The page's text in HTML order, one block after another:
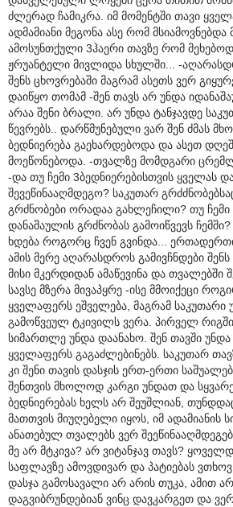
ძლერად ჩამიკრა. იმ მომენტში თავი
ადმამიანი მეგონა ასე რომ მსიამოვნებდა
ამოსუნთქული 3ჰაერი თავზე რომ
ჟრუანტელი მივლიდა სხულში... -
შენს ცხოვრებაში მაგრამ ასეთს ვერ
დაიწყო თომამ -შენ თავს არ უნდა
არაა შენი ბრალი. არ უნდა ტანჯავდე
წევრებს.. დარწმუნებული ვარ შენ ძმას
ბედნიერება გაეხარდებოდა და ასეთ
მოეწონებოდა. -თვალზე მომდგარი
-და თუ ჩემი 3ბედნიერებისთვის ყველას
შევეწინააღმდეგო? საკუთარ
გრძნობები ორადაა გახლეჩილი? თუ ჩემი
დანაშაულის გრძნობას გამოიწვევს
ხდება როგორც ჩვენ გვინდა...
ამის მერე აღარასდროს გამივჩნდები
მისი მკერდიდან ამაწევინა და თვალებში
სავსე მზერა მივაპყრე -ისე მმოიქეცი
ყველაფერს ეშველება, მაგრამ საკუთარი
გამოწვეულ ტკივილს ვერა. პირველ რიგში
სიმართლე უნდა დაანახო. შენ თავში
ყველაფერს გაგაძლებინებს. საკუთარ
კი შენი თავის დასჯის ერთ-ერთი
შენთვის მხოლოდ კარგი უნდათ და
ბედნიერებას ხელს არ შეუშლიან,
მათთვის მიუღებელი იყოს, იმ ადამიანის
ანათებულ თვალებს ვერ
მე არ მტკივა? არ ვიტანჯავ თავს?
საფლავზე ამოვდივარ და პატიებას
დასჯა გამოსავალი არ არის თუკა, ამით
დაგვიბრუნდებიან ვინც დავკარგეთ და